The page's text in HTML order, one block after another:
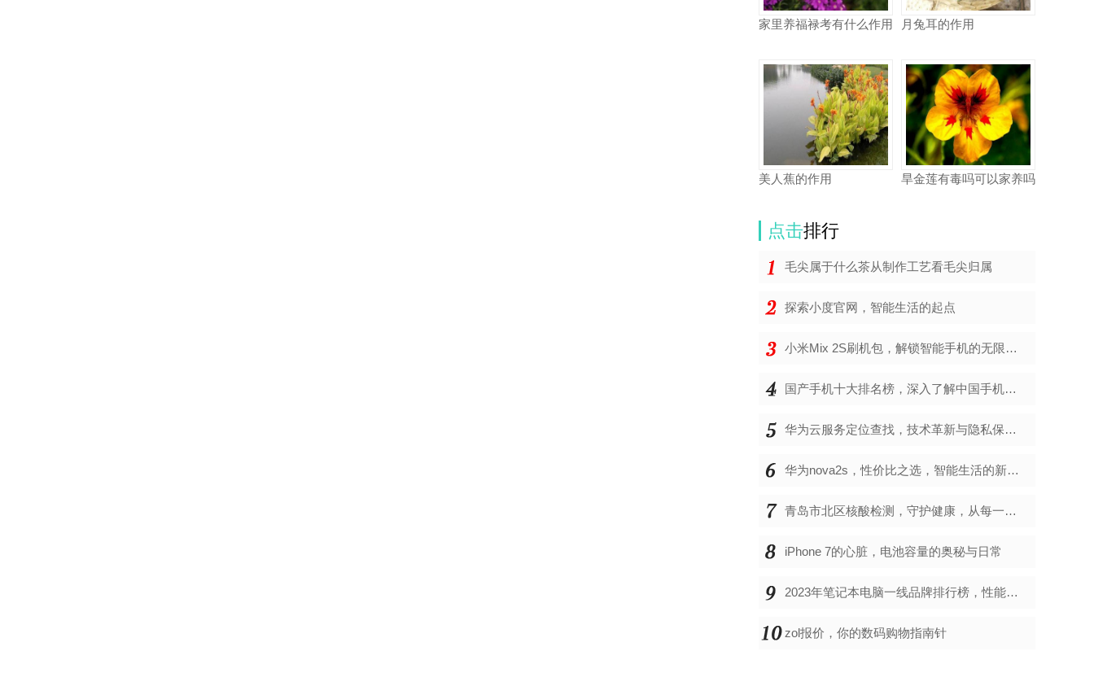
家里养福禄考有什么作用 月兔耳的作用
美人蕉的作用 旱金莲有毒吗可以家养吗
点击排行
毛尖属于什么茶从制作工艺看毛尖归属
探索小度官网，智能生活的起点
小米Mix 2S刷机包，解锁智能手机的无限可能
国产手机十大排名榜，深入了解中国手机市场的佼佼者
华为云服务定位查找，技术革新与隐私保护的双重奏
华为nova2s，性价比之选，智能生活的新伙伴
青岛市北区核酸检测，守护健康，从每一次检测开始
iPhone 7的心脏，电池容量的奥秘与日常
2023年笔记本电脑一线品牌排行榜，性能、创新与用户满意度的综合考量
zol报价，你的数码购物指南针